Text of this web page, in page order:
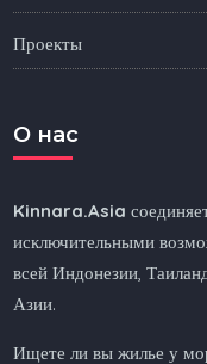
Проекты
O нас
Kinnara.Asia
исключительными
всей Индонезии,
Азии.
Ищете ли вы жилье у